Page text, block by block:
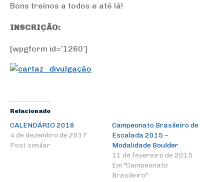
Bons treinos a todos e até lá!
INSCRIÇÃO:
[wpgform id=’1260′]
Relacionado
CALENDÁRIO 2018
4 de dezembro de 2017
Post similar
Campeonato Brasileiro de
Escalada 2015 –
Modalidade Boulder
11 de fevereiro de 2015
Em "Campeonato
Brasileiro"